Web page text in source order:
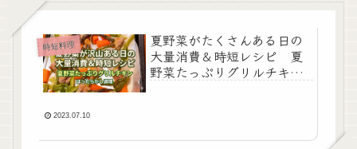
時短料理
夏野菜がたくさんある日の
大量消費＆時短レシピ 夏
野菜たっぷりグリルチキ
2023.07.10